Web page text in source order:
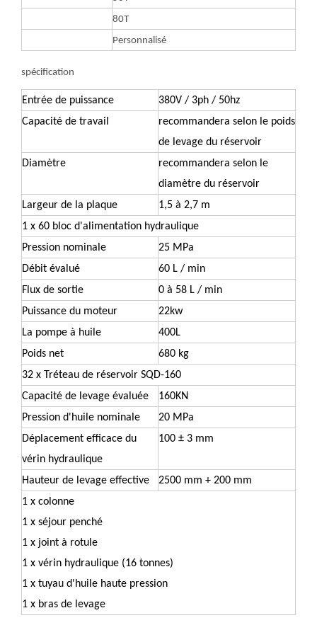
80T
Personnalisé
spécification
Entrée de puissance
380V / 3ph / 50hz
Capacité de travail
recommandera selon le poids
de levage du réservoir
Diamètre
recommandera selon le
diamètre du réservoir
Largeur de la plaque
1,5 à 2,7 m
1 x 60 bloc d'alimentation hydraulique
Pression nominale
25 MPa
Débit évalué
60 L / min
Flux de sortie
0 à 58 L / min
Puissance du moteur
22kw
La pompe à huile
400L
Poids net
680 kg
32 x Tréteau de réservoir SQD-160
Capacité de levage évaluée
160KN
Pression d'huile nominale
20 MPa
Déplacement efficace du
vérin hydraulique
100 ± 3 mm
Hauteur de levage effective
2500 mm + 200 mm
1 x colonne
1 x séjour penché
1 x joint à rotule
1 x vérin hydraulique (16 tonnes)
1 x tuyau d'huile haute pression
1 x bras de levage